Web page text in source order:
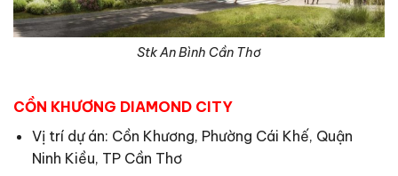
Stk An Bình Cần Thơ
CỒN KHƯƠNG DIAMOND CITY
Vị trí dự án: Cồn Khương, Phường Cái Khế, Quận
Ninh Kiều, TP Cần Thơ